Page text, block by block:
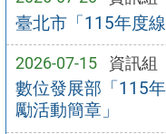
臺北市「115年度
2026-07-15 資訊組
數位發展部「115
勵活動簡章」